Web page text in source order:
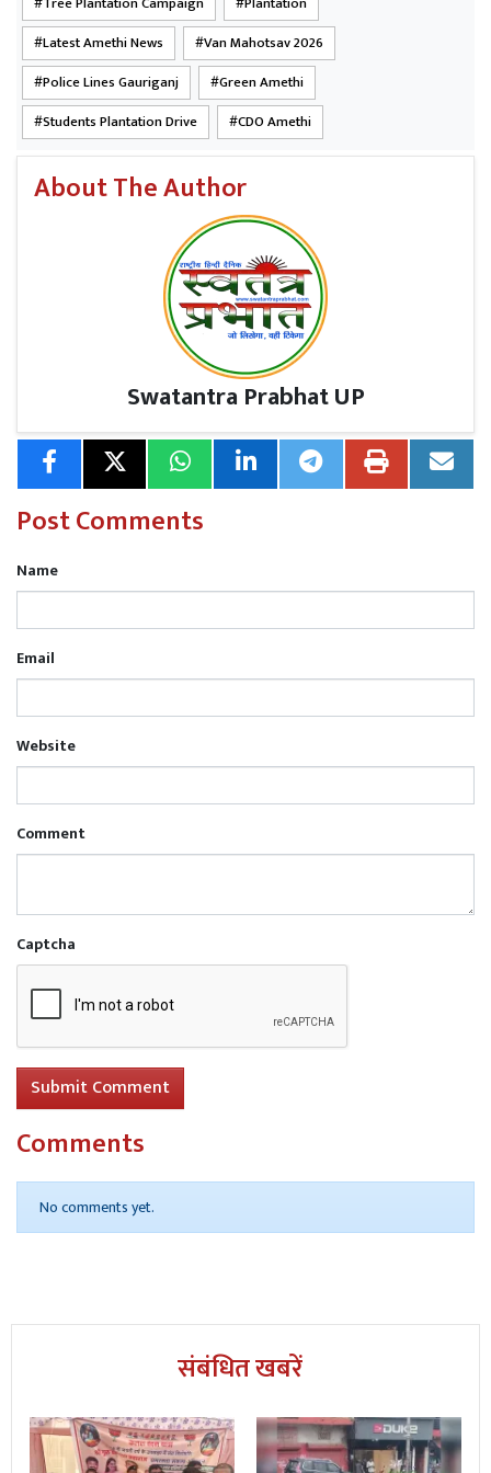
निर्देश दिये गये ।
Latest Amethi News
Van Mahotsav 2026
Police Lines Gauriganj
Green Amethi
Students Plantation Drive
CDO Amethi
About The Author
Swatantra Prabhat UP
Post Comments
Name
Email
Website
Comment
Captcha
Submit Comment
Comments
No comments yet.
संबंधित खबरें